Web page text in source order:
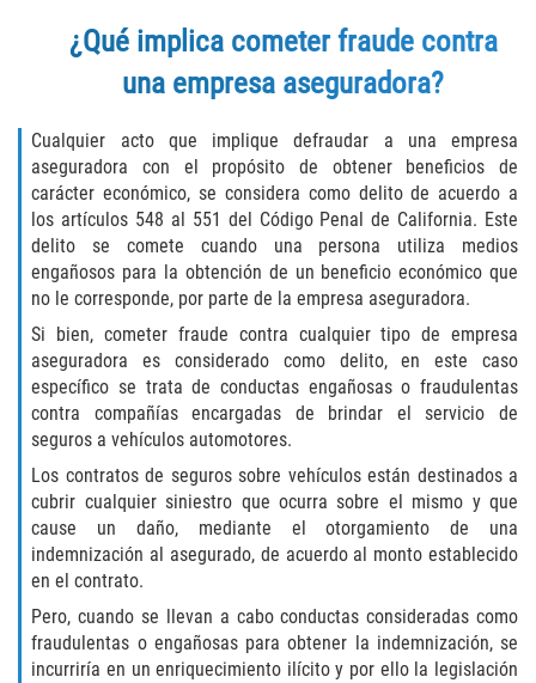
Libertad Condicional Bajo Palabra
Sello de Registros de Arresto
Petición para Anular una Condena
por Asesinato
Violación de la Libertad Condicional
Conducir Bajo la Influencia de Drogas
(DUID)
Delincuencia Juvenil
Audiencias de Detención
Derechos de los Padres en Casos
Juveniles
¿Qué implica cometer fraude contra
una empresa aseguradora?
Cualquier acto que implique defraudar a una empresa
aseguradora con el propósito de obtener beneficios de
carácter económico, se considera como delito de acuerdo a
los artículos 548 al 551 del Código Penal de California. Este
delito se comete cuando una persona utiliza medios
engañosos para la obtención de un beneficio económico que
no le corresponde, por parte de la empresa aseguradora.
Si bien, cometer fraude contra cualquier tipo de empresa
aseguradora es considerado como delito, en este caso
específico se trata de conductas engañosas o fraudulentas
contra compañías encargadas de brindar el servicio de
seguros a vehículos automotores.
Los contratos de seguros sobre vehículos están destinados a
cubrir cualquier siniestro que ocurra sobre el mismo y que
cause un daño, mediante el otorgamiento de una
indemnización al asegurado, de acuerdo al monto establecido
en el contrato.
Pero, cuando se llevan a cabo conductas consideradas como
fraudulentas o engañosas para obtener la indemnización, se
incurriría en un enriquecimiento ilícito y por ello la legislación